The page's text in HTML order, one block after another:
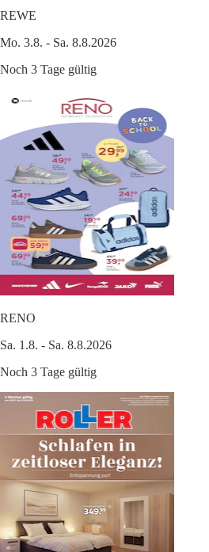
REWE
Mo. 3.8. - Sa. 8.8.2026
Noch 3 Tage gültig
RENO
Sa. 1.8. - Sa. 8.8.2026
Noch 3 Tage gültig